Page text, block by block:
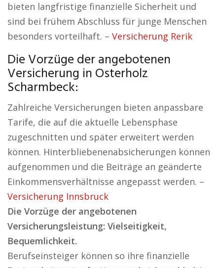
bieten langfristige finanzielle Sicherheit und
sind bei frühem Abschluss für junge Menschen
besonders vorteilhaft. – Versicherung Rerik
Die Vorzüge der angebotenen
Versicherung in Osterholz
Scharmbeck:
Zahlreiche Versicherungen bieten anpassbare
Tarife, die auf die aktuelle Lebensphase
zugeschnitten und später erweitert werden
können. Hinterbliebenenabsicherungen können
aufgenommen und die Beiträge an geänderte
Einkommensverhältnisse angepasst werden. –
Versicherung Innsbruck
Die Vorzüge der angebotenen
Versicherungsleistung: Vielseitigkeit,
Bequemlichkeit.
Berufseinsteiger können so ihre finanzielle